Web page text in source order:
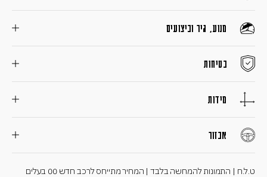
מנוע, גיר וביצועים
בטיחות
מידות
אבזור
ט.ל.ח | התמונות להמחשה בלבד | המחיר מתייחס לרכב חדש 00 בעלים